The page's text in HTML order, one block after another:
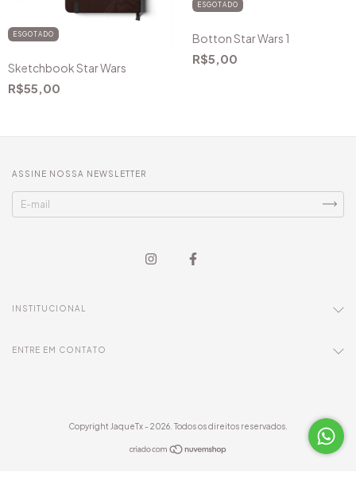
ESGOTADO
Sketchbook Star Wars
R$55,00
ESGOTADO
Botton Star Wars 1
R$5,00
ASSINE NOSSA NEWSLETTER
INSTITUCIONAL
ENTRE EM CONTATO
Copyright JaqueTx - 2026. Todos os direitos reservados.